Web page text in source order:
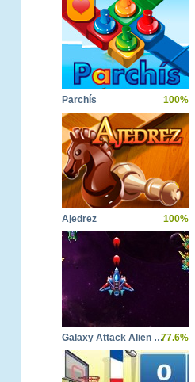
Parchís 100%
Ajedrez 100%
Galaxy Attack Alien Shooter77.6%